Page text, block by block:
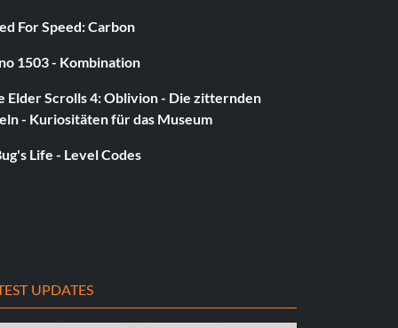
For Speed: Carbon
1503 - Kombination
Elder Scrolls 4: Oblivion - Die zitternden
- Kuriositäten für das Museum
Life - Level Codes
UPDATES